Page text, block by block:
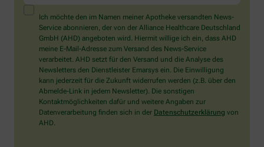
ein
Mensch?
Dann
wählen
Sie
bitte
den
Baum.
Ich möchte den im Namen meiner Apotheke versandten News-
Service abonnieren, der von der Alliance Healthcare Deutschland
GmbH (AHD) angeboten wird. Hiermit willige ich ein, dass AHD
meine E-Mail-Adresse zum Versand des News-Service
verarbeitet. AHD setzt für den Versand und die Analyse des
Newsletters den Dienstleister Emarsys ein. Die Einwilligung
kann jederzeit für die Zukunft widerrufen werden (z.B. über den
Abmelde-Link in jedem Newsletter). Die sonstigen
Kontaktmöglichkeiten dafür und weitere Angaben zur
Datenverarbeitung finden sich in der Datenschutzerklärung von
AHD.